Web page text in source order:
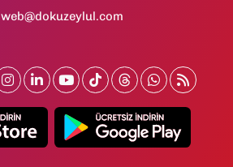
web@dokuzeylul.com